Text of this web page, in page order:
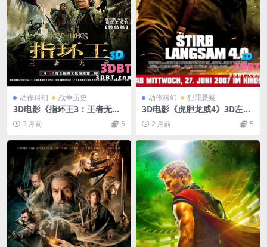
动作科幻 战争历史
3D电影《指环王3：王者无
敌》3D左右格式 高清4K 网盘
下载 VR电影3D版本
3 月前 5
动作科幻 犯罪悬疑
3D电影《虎胆龙威4》3D左右
分屏格式 高清 网盘 下载 3DV
R影视
2 月前 5